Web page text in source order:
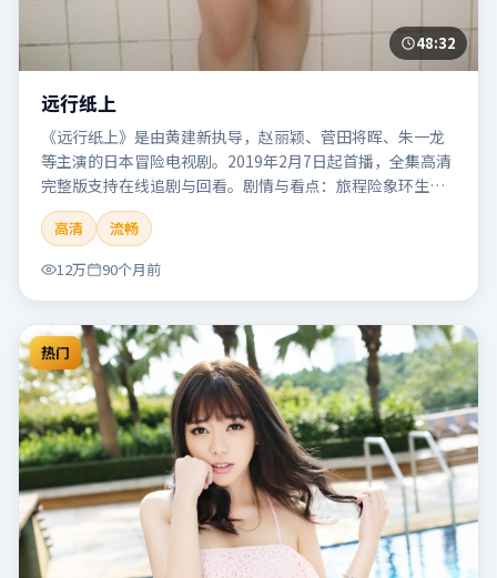
48:32
远行纸上
《远行纸上》是由黄建新执导，赵丽颖、菅田将晖、朱一龙
等主演的日本冒险电视剧。2019年2月7日起首播，全集高清
完整版支持在线追剧与回看。剧情与看点：旅程险象环生，
奇观与友情并行，带来沉浸式探险体验。本片适合检索「远
行纸上」「黄建新」「冒险」「日本」「2019」「2019-02-
07上映」等关键词的影迷阅读简介与主创信息。
高清
流畅
12万
90个月前
热门